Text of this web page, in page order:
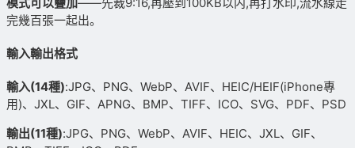
完幾百張一起出。
輸入輸出格式
輸入(14種):JPG、PNG、WebP、AVIF、HEIC/HEIF(iPhone專
用)、JXL、GIF、APNG、BMP、TIFF、ICO、SVG、PDF、PSD
輸出(11種):JPG、PNG、WebP、AVIF、HEIC、JXL、GIF、